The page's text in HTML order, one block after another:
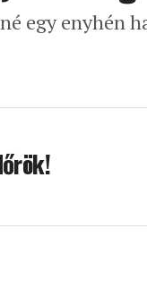
egy enyhén